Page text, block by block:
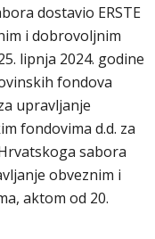
dostavio ERSTE
i dobrovoljnim
lipnja 2024. godine
fondova
upravljanje
fondovima d.d. za
sabora
obveznim i
aktom od 20.